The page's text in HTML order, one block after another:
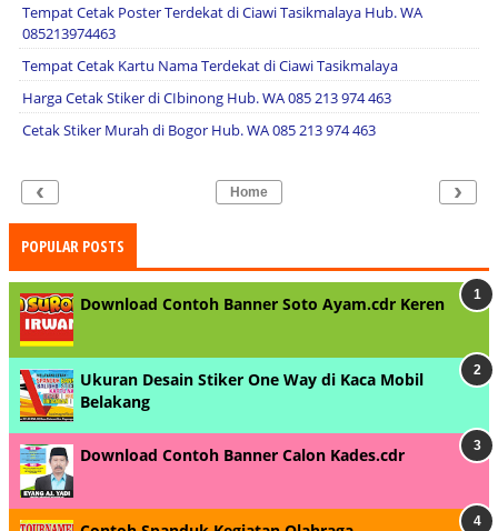
Tempat Cetak Poster Terdekat di Ciawi Tasikmalaya Hub. WA
085213974463
Tempat Cetak Kartu Nama Terdekat di Ciawi Tasikmalaya
Harga Cetak Stiker di CIbinong Hub. WA 085 213 974 463
Cetak Stiker Murah di Bogor Hub. WA 085 213 974 463
‹ ›
Home
POPULAR POSTS
Download Contoh Banner Soto Ayam.cdr Keren
Ukuran Desain Stiker One Way di Kaca Mobil
Belakang
Download Contoh Banner Calon Kades.cdr